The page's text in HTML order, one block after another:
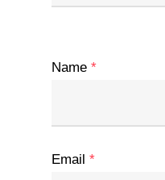
Name *
Email *